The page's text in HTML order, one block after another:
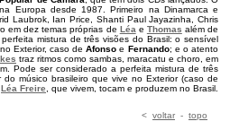
Europa desde 1987. Primeiro na Dinamarca e
Laubrok, Ian Price, Shanti Paul Jayazinha, Chris
em dez temas próprias de Léa e Thomas além de
mistura de três visões do Brasil: o sensível
Exterior, caso deAfonso e Fernando; e o atento
traz ritmos como sambas, maracatu e choro, em
Pode ser considerado a perfeita mistura de três
do músico brasileiro que vive no Exterior (caso de
Léa Freire , que vivem, tocam e produzem no Brasil.
< voltar - topo